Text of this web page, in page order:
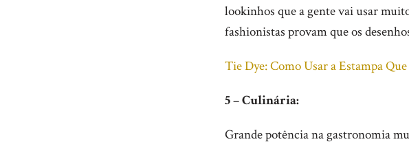
lookinhos que a gente vai usar
fashionistas provam que os
Tie Dye: Como Usar a Estampa
5 – Culinária:
Grande potência na gastronomia